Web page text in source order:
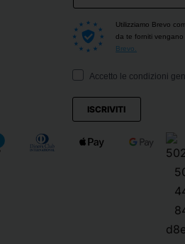
Utilizziamo Brevo
da te forniti vengano
Brevo.
Accetto le condizioni
ISCRIVITI